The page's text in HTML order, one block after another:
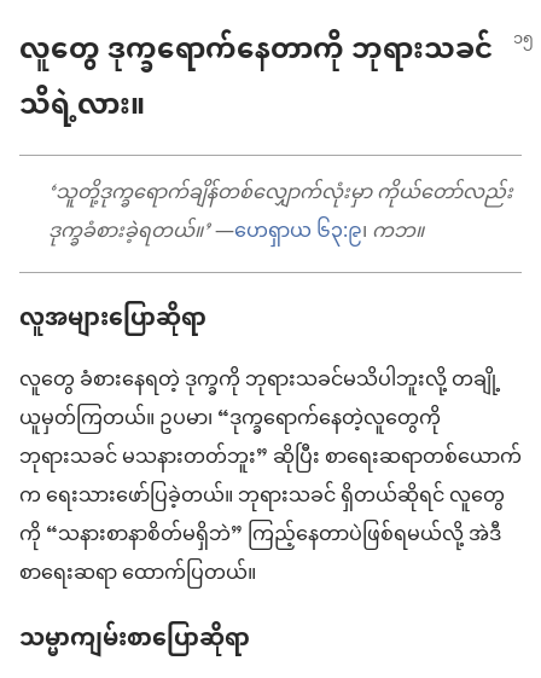
လူတွေ ဒုက္ခရောက်နေတာကို ဘုရားသခင်
သိရဲ့လား။
‘သူတို့ဒုက္ခရောက်ချိန်တစ်လျှောက်လုံးမှာ ကိုယ်တော်လည်း
ဒုက္ခခံစားခဲ့ရတယ်။’—ဟေရှာယ ၆၃:၉၊ကဘ။
လူအများပြောဆိုရာ
လူတွေ ခံစားနေရတဲ့ ဒုက္ခကို ဘုရားသခင်မသိပါဘူးလို့ တချို့
ယူမှတ်ကြတယ်။ ဥပမာ၊ “ဒုက္ခရောက်နေတဲ့လူတွေကို
ဘုရားသခင် မသနားတတ်ဘူး” ဆိုပြီး စာရေးဆရာတစ်ယောက်
က ရေးသားဖော်ပြခဲ့တယ်။ ဘုရားသခင် ရှိတယ်ဆိုရင် လူတွေ
ကို “သနားစာနာစိတ်မရှိဘဲ” ကြည့်နေတာပဲဖြစ်ရမယ်လို့ အဲဒီ
စာရေးဆရာ ထောက်ပြတယ်။
သမ္မာကျမ်းစာပြောဆိုရာ